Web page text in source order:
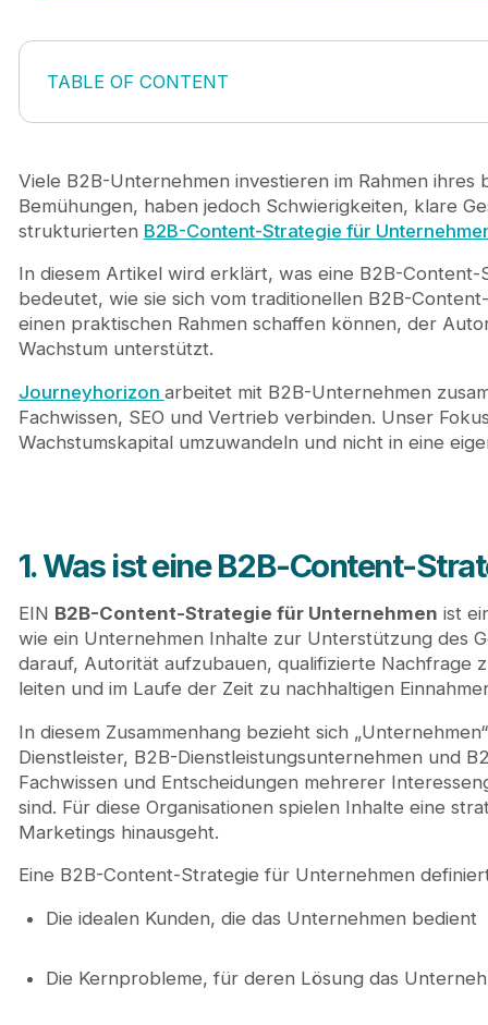
TABLE OF CONTENT
1. Was ist eine B2B-Content-Strategie für
3. Wie eine B2B-Content-Strategie das
4. Kernkomponenten einer effektiven B2B-
4.1. Markenpositionierung und ideale
4.3. Inhaltsarchitektur und Themenstruktur
4.4. SEO als Mechanismus zur Erfassung der
4.5. Inhaltliche und vertriebliche Ausrichtung
5. Vorlage für eine B2B-Inhaltsstrategie für
7. Inhaltstypen, die in einer B2B-Inhaltsstrategie
8. Häufige Fehler, die Unternehmen bei der B2B-
9. Journeyhorizon - Ein spezialisierter Partner für
Viele B2B-Unternehmen investieren im Rahmen
Bemühungen, haben jedoch Schwierigkeiten, klare
strukturierten B2B-Content-Strategie für
In diesem Artikel wird erklärt, was eine B2B-
bedeutet, wie sie sich vom traditionellen B2B-
einen praktischen Rahmen schaffen können, der
Wachstum unterstützt.
Journeyhorizon arbeitet mit B2B-Unternehmen
Fachwissen, SEO und Vertrieb verbinden. Unser
Wachstumskapital umzuwandeln und nicht in eine
1. Was ist eine B2B-Content-
EIN B2B-Content-Strategie für Unternehmen ist
wie ein Unternehmen Inhalte zur Unterstützung des
darauf, Autorität aufzubauen, qualifizierte Nachfrage
leiten und im Laufe der Zeit zu nachhaltigen
In diesem Zusammenhang bezieht sich
Dienstleister, B2B-Dienstleistungsunternehmen und
Fachwissen und Entscheidungen mehrerer
sind. Für diese Organisationen spielen Inhalte eine
Marketings hinausgeht.
Eine B2B-Content-Strategie für Unternehmen
Die idealen Kunden, die das Unternehmen bedient
Die Kernprobleme, für deren Lösung das